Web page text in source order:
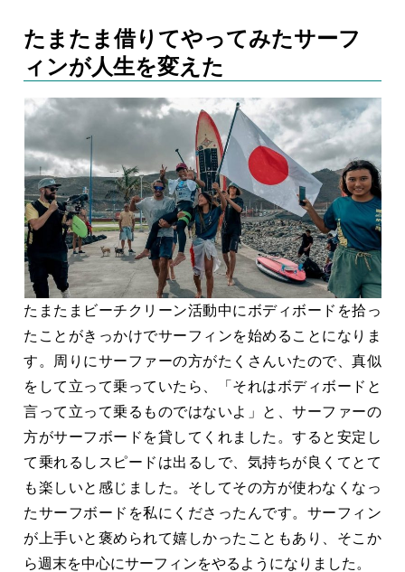
たまたま借りてやってみたサーフ
ィンが人生を変えた
たまたまビーチクリーン活動中にボディボードを拾っ
たことがきっかけでサーフィンを始めることになりま
す。周りにサーファーの方がたくさんいたので、真似
をして立って乗っていたら、「それはボディボードと
言って立って乗るものではないよ」と、サーファーの
方がサーフボードを貸してくれました。すると安定し
て乗れるしスピードは出るしで、気持ちが良くてとて
も楽しいと感じました。そしてその方が使わなくなっ
たサーフボードを私にくださったんです。サーフィン
が上手いと褒められて嬉しかったこともあり、そこか
ら週末を中心にサーフィンをやるようになりました。